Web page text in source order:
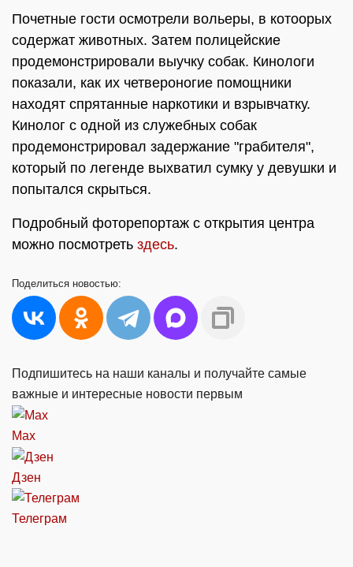
Почетные гости осмотрели вольеры, в котоорых
содержат животных. Затем полицейские
продемонстрировали выучку собак. Кинологи
показали, как их четвероногие помощники
находят спрятанные наркотики и взрывчатку.
Кинолог с одной из служебных собак
продемонстрировал задержание "грабителя",
который по легенде выхватил сумку у девушки и
попытался скрыться.
Подробный фоторепортаж с открытия центра
можно посмотреть здесь.
Поделиться новостью:
Подпишитесь на наши каналы и получайте самые
важные и интересные новости первым
Max
Дзен
Телеграм